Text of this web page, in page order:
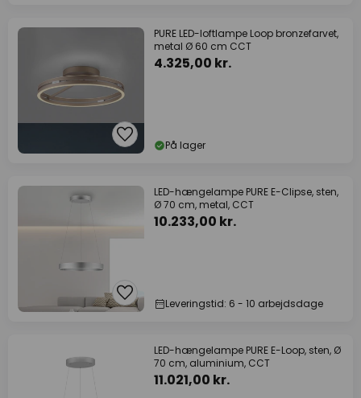
PURE LED-loftlampe Loop bronzefarvet,
metal Ø 60 cm CCT
4.325,00 kr.
På lager
LED-hængelampe PURE E-Clipse, sten,
Ø 70 cm, metal, CCT
10.233,00 kr.
Leveringstid: 6 - 10 arbejdsdage
LED-hængelampe PURE E-Loop, sten, Ø
70 cm, aluminium, CCT
11.021,00 kr.